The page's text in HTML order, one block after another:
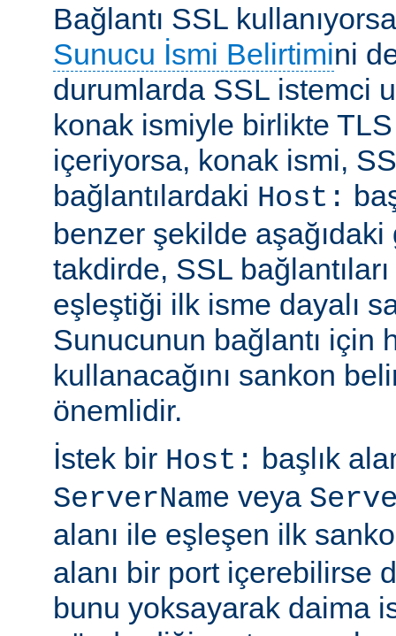
Bağlantı SSL
Sunucu İsmi Belirtimini
durumlarda SSL istemci
konak ismiyle birlikte
içeriyorsa, konak ismi,
bağlantılardaki Host:
benzer şekilde aşağıdaki
takdirde, SSL
eşleştiği ilk isme dayalı
Sunucunun bağlantı için
kullanacağını sankon
önemlidir.
İstek bir Host: başlık
ServerName veya
alanı ile eşleşen ilk
alanı bir port içerebilirse
bunu yoksayarak daima